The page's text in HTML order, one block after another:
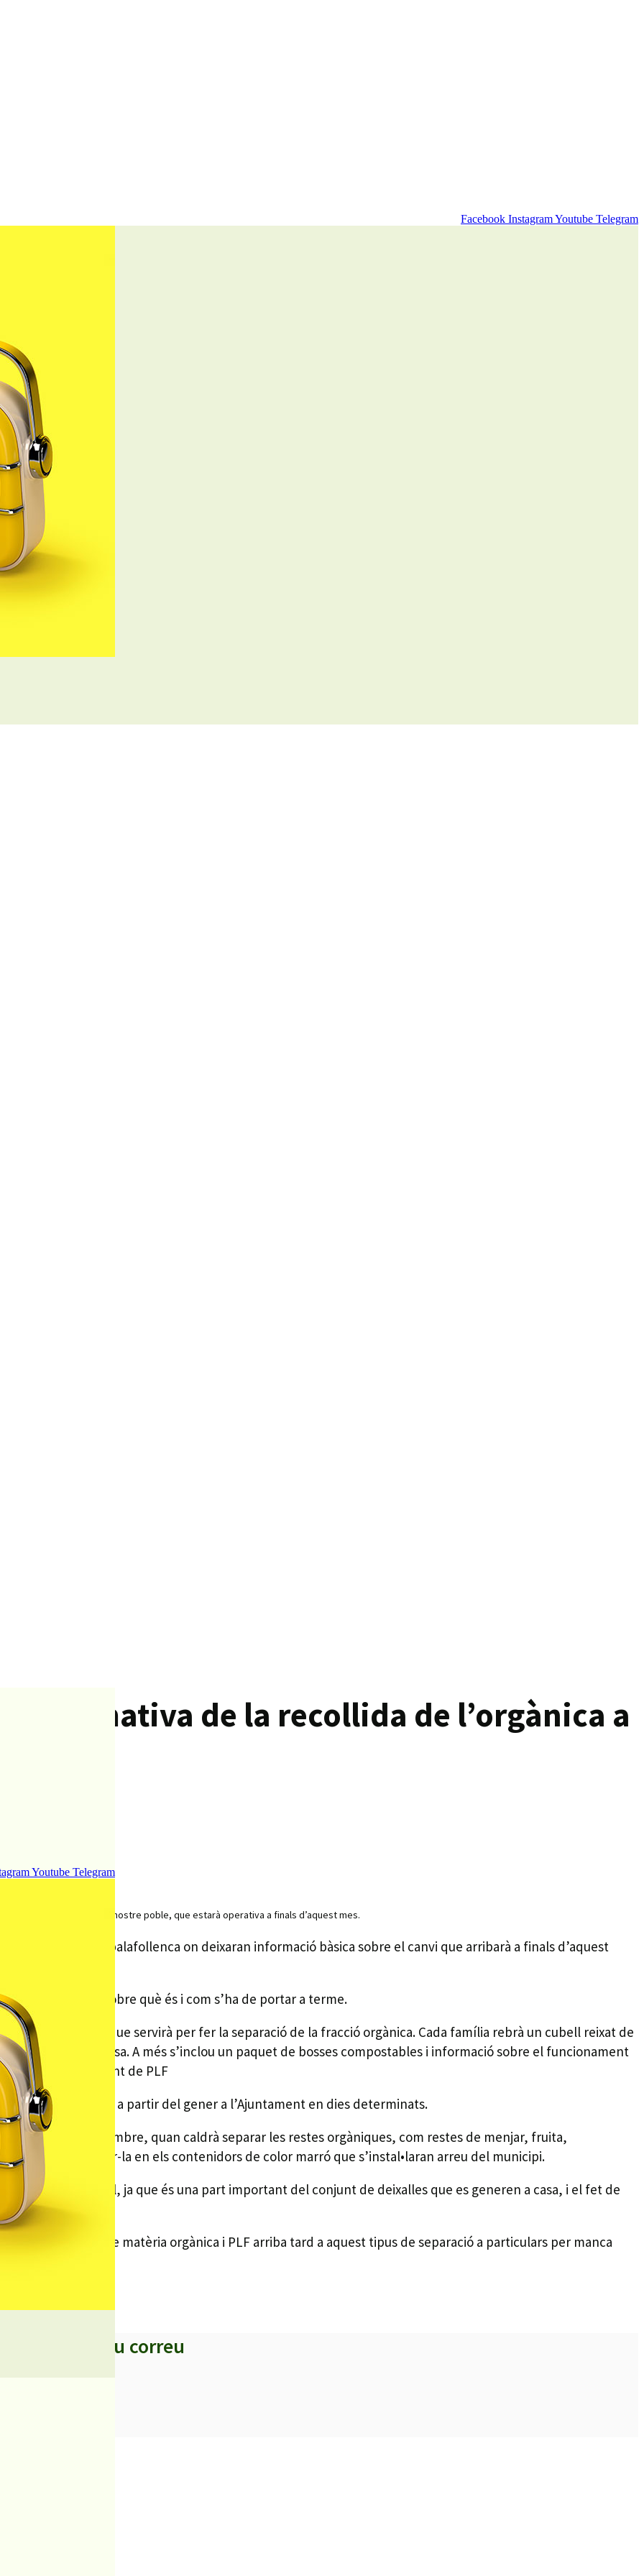
Facebook InstagramYoutube Telegram
Youtube Telegram
informativa de la recollida de l’orgànica a
de la fracció orgànica al nostre poble, que estarà operativa a finals d’aquest mes.
visitaran cada llar palafollenca on deixaran informació bàsica sobre el canvi que arribarà a finals d’aquest
com informació sobre què és i com s’ha de portar a terme.
i lliurar un kit que servirà per fer la separació de la fracció orgànica. Cada família rebrà un cubell reixat de
de l’orgànica a casa. A més s’inclou un paquet de bosses compostables i informació sobre el funcionament
de medi ambient de PLF
es podran recollir a partir del gener a l’Ajuntament en dies determinats.
dia 22 de desembre, quan caldrà separar les restes orgàniques, com restes de menjar, fruita,
per dipositar-la en els contenidors de color marró que s’instal•laran arreu del municipi.
benefici ambiental, ja que és una part important del conjunt de deixalles que es generen a casa, i el fet de
energia.
selectiva de matèria orgànica i PLF arriba tard a aquest tipus de separació a particulars per manca
titulars al teu correu
sanitàries
Castell de Palafolls